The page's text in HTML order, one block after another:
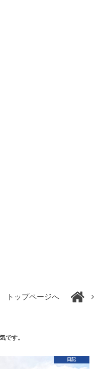
トップページへ
です。
日記